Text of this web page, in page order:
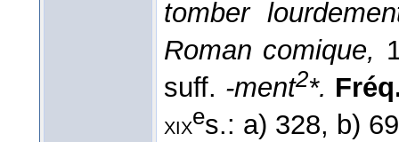
tomber
Roman comique,
suff. -ment2*.
xixes.: a) 328, b)